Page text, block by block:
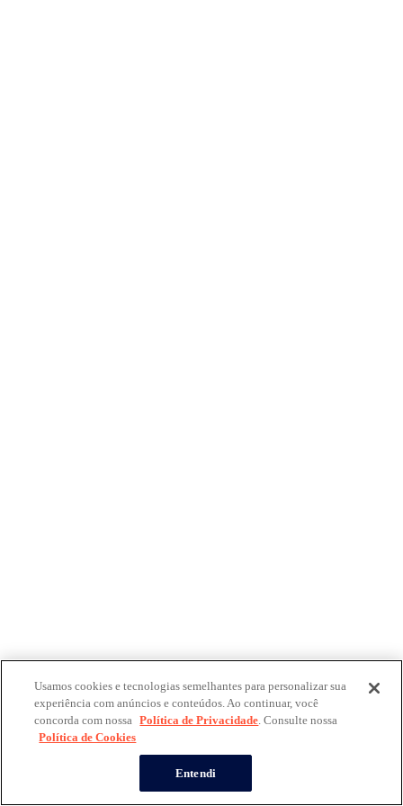
Usamos cookies e tecnologias semelhantes para personalizar sua
experiência com anúncios e conteúdos. Ao continuar, você
concorda com nossa Política de Privacidade. Consulte nossa
Política de Cookies
Entendi